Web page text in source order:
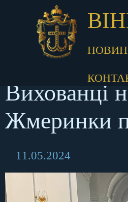
Вихованці
Жмеринки
11.05.2024